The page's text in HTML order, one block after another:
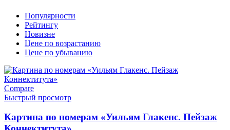
Популярности
Рейтингу
Новизне
Цене по возрастанию
Цене по убыванию
Compare
Быстрый просмотр
Картина по номерам «Уильям Глакенс. Пейзаж